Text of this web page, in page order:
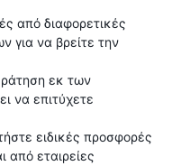
από διαφορετικές
για να βρείτε την
εκ των
να επιτύχετε
ειδικές προσφορές
από εταιρείες